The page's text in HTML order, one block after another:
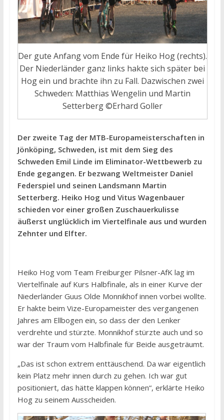
Der gute Anfang vom Ende für Heiko Hog (rechts).
Der Niederländer ganz links hakte sich später bei
Hog ein und brachte ihn zu Fall. Dazwischen zwei
Schweden: Matthias Wengelin und Martin
Setterberg ©Erhard Goller
Der zweite Tag der MTB-Europameisterschaften in
Jönköping, Schweden, ist mit dem Sieg des
Schweden Emil Linde im Eliminator-Wettbewerb zu
Ende gegangen. Er bezwang Weltmeister Daniel
Federspiel und seinen Landsmann Martin
Setterberg. Heiko Hog und Vitus Wagenbauer
schieden vor einer großen Zuschauerkulisse
äußerst unglücklich im Viertelfinale aus und wurden
Zehnter und Elfter.
Heiko Hog vom Team Freiburger Pilsner-AfK lag im
Viertelfinale auf Kurs Halbfinale, als in einer Kurve der
Niederländer Guus Olde Monnikhof innen vorbei wollte.
Er hakte beim Vize-Europameister des vergangenen
Jahres am Ellbogen ein, so dass der den Lenker
verdrehte und stürzte. Monnikhof stürzte auch und so
war der Traum vom Halbfinale für Beide ausgeträumt.
„Das ist schon extrem enttäuschend. Da war eigentlich
kein Platz mehr innen durch zu gehen. Ich war gut
positioniert, das hätte klappen können“, erklärte Heiko
Hog zu seinem Ausscheiden.